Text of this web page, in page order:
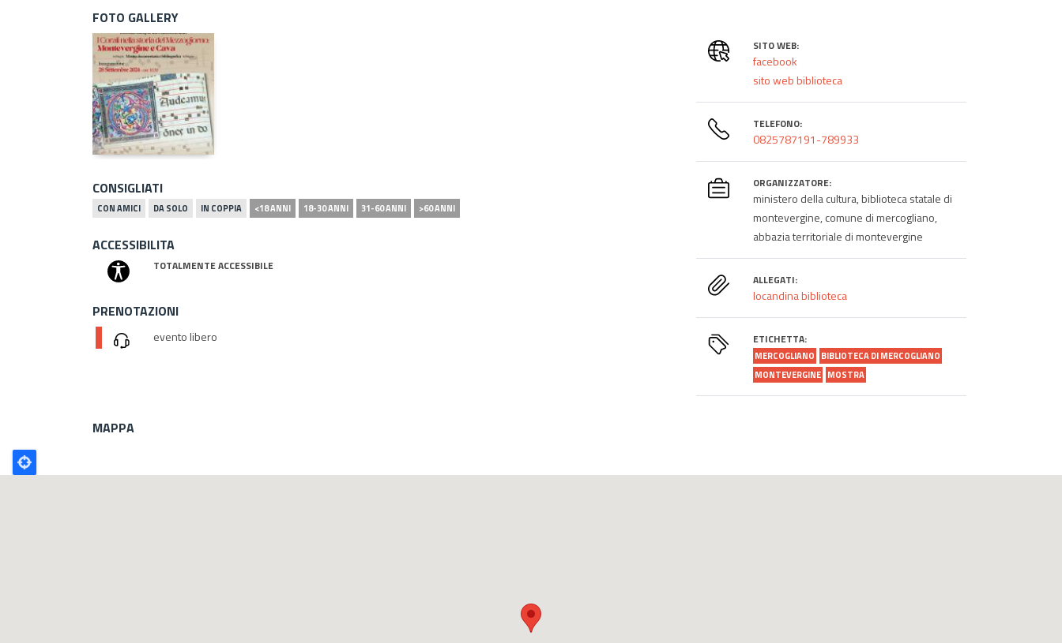
FOTO GALLERY
CONSIGLIATI
CON AMICI DA SOLO IN COPPIA <18 ANNI 18-30 ANNI 31-60 ANNI >60 ANNI
ACCESSIBILITA
TOTALMENTE ACCESSIBILE
PRENOTAZIONI
evento libero
SITO WEB:
facebook
sito web biblioteca
TELEFONO:
0825787191-789933
ORGANIZZATORE:
ministero della cultura, biblioteca statale di
montevergine, comune di mercogliano,
abbazia territoriale di montevergine
ALLEGATI:
locandina biblioteca
ETICHETTA:
MERCOGLIANO
BIBLIOTECA DI MERCOGLIANO
MONTEVERGINE MOSTRA
MAPPA
Poligono
GEO